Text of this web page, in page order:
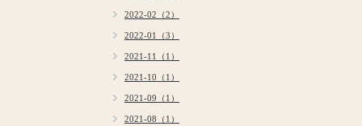
2022-02（2）
2022-01（3）
2021-11（1）
2021-10（1）
2021-09（1）
2021-08（1）